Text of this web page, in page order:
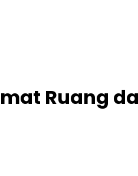
Ruang